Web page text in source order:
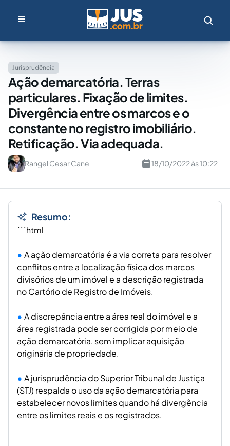
Jurisprudência
Ação demarcatória. Terras
particulares. Fixação de limites.
Divergência entre os marcos e o
constante no registro imobiliário.
Retificação. Via adequada.
Rangel Cesar Cane 18/10/2022 às 10:22
Resumo:
```html
A ação demarcatória é a via correta para resolver
conflitos entre a localização física dos marcos
divisórios de um imóvel e a descrição registrada
no Cartório de Registro de Imóveis.
A discrepância entre a área real do imóvel e a
área registrada pode ser corrigida por meio de
ação demarcatória, sem implicar aquisição
originária de propriedade.
A jurisprudência do Superior Tribunal de Justiça
(STJ) respalda o uso da ação demarcatória para
estabelecer novos limites quando há divergência
entre os limites reais e os registrados.